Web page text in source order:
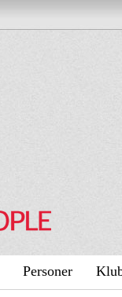
Personer